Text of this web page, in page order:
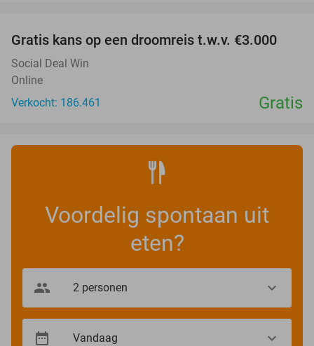
Gratis kans op een droomreis t.w.v. €3.000
Social Deal Win
Online
Verkocht: 186.461
Gratis
Voordelig spontaan uit
eten?